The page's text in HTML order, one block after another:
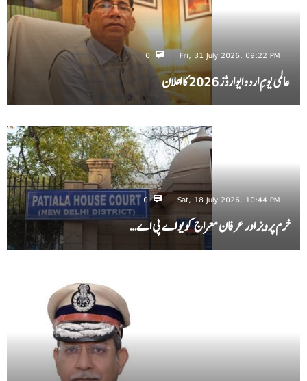
Fri, 31 July 2026, 09:22 PM
0
عالمی یومِ اردو ایوارڈز 2026 کا اعلان
Sat, 18 July 2026, 10:44 PM
0
خرم پرویز اور عرفان معراج کو یو اے پی اے…